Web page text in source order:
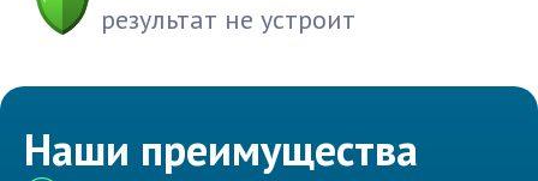
результат не устроит
Наши преимущества